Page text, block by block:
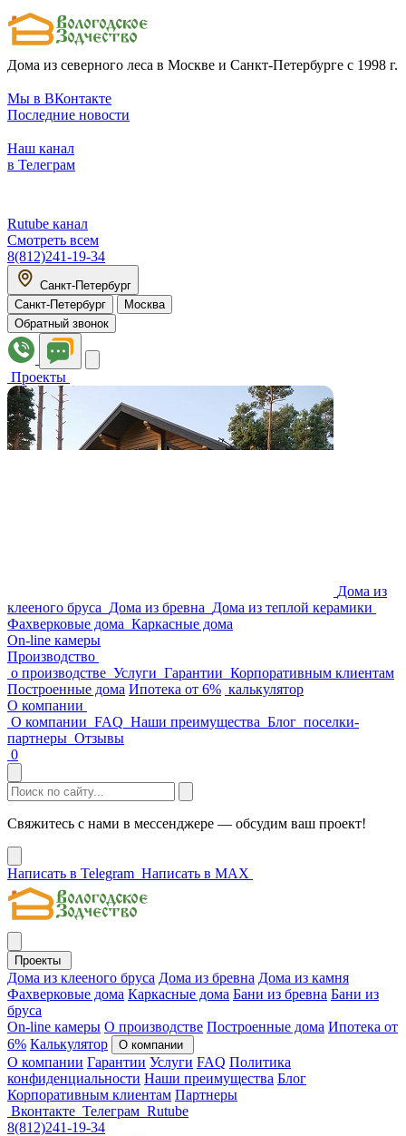
Дома из северного леса в Москве и Санкт-Петербурге с 1998 г.
Мы в ВКонтакте
Последние новости
Наш канал
в Телеграм
Rutube канал
Смотреть всем
8(812)241-19-34
Санкт-Петербург
Санкт-Петербург
Москва
Обратный звонок
Проекты
Дома из
клееного бруса Дома из бревна Дома из теплой керамики
Фахверковые дома Каркасные дома
On-line камеры
Производство
о производстве Услуги Гарантии Корпоративным клиентам
Построенные дома Ипотека от 6% калькулятор
О компании
О компании FAQ Наши преимущества Блог поселки-
партнеры Отзывы
0
Свяжитесь с нами в мессенджере — обсудим ваш проект!
Написать в Telegram Написать в MAX
Проекты
Дома из клееного бруса Дома из бревна Дома из камня
Фахверковые дома Каркасные дома Бани из бревна Бани из
бруса
On-line камеры О производстве Построенные дома Ипотека от
6% Калькулятор О компании
О компании Гарантии Услуги FAQ Политика
конфиденциальности Наши преимущества Блог
Корпоративным клиентам Партнеры
Вконтакте Телеграм Rutube
8(812)241-19-34